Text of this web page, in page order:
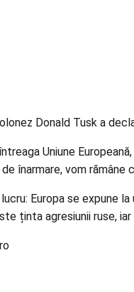
Donald Tusk a
Uniune
înarmare, vom rămâne
Europa se expune
ținta agresiunii ruse,